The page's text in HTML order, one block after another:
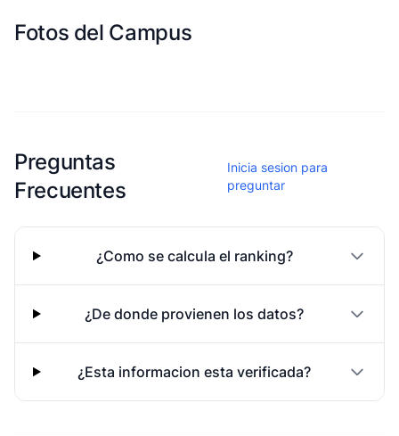
Fotos del Campus
Preguntas
Frecuentes
Inicia sesion para
preguntar
¿Como se calcula el ranking?
¿De donde provienen los datos?
¿Esta informacion esta verificada?